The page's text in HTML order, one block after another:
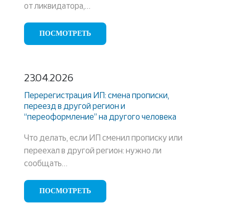
от ликвидатора,…
ПОСМОТРЕТЬ
23.04.2026
Перерегистрация ИП: смена прописки,
переезд в другой регион и
“переоформление” на другого человека
Что делать, если ИП сменил прописку или
переехал в другой регион: нужно ли
сообщать…
ПОСМОТРЕТЬ